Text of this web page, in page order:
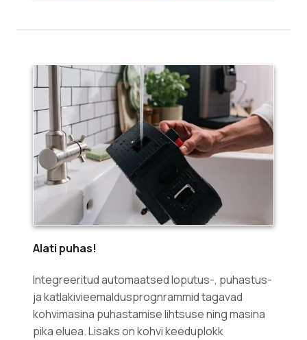
Alati puhas!
Integreeritud automaatsed loputus-, puhastus-
ja katlakivieemaldusprognrammid tagavad
kohvimasina puhastamise lihtsuse ning masina
pika eluea. Lisaks on kohvi keeduplokk